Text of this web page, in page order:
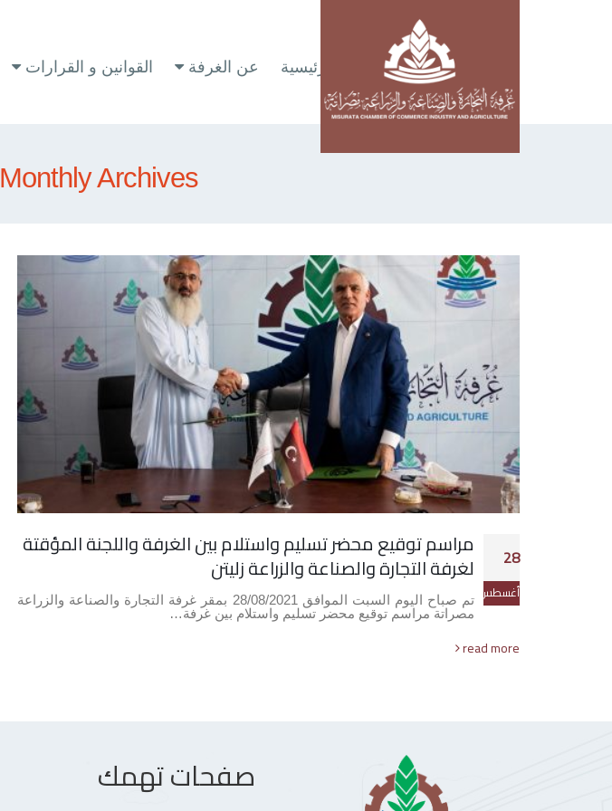
الرئيسية عن الغرفة القوانين و القرارات
Monthly Archives - أغسطس 2021
28
أغسطس
مراسم توقيع محضر تسليم واستلام بين الغرفة واللجنة المؤقتة
لغرفة التجارة والصناعة والزراعة زليتن
تم صباح اليوم السبت الموافق 28/08/2021 بمقر غرفة التجارة والصناعة والزراعة
مصراتة مراسم توقيع محضر تسليم واستلام بين غرفة…
read more
صفحات تهمك